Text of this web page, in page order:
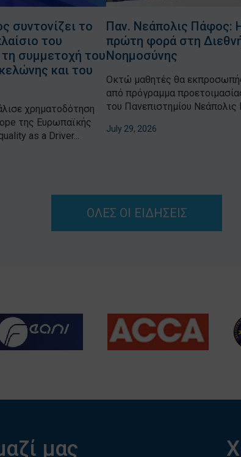
συντονίζει το
του
συμμετοχή του
και του
χρηματοδότηση
της Ευρωπαϊκής
as a Driver...
Παν. Νεάπολις Πάφος:
πρώτη φορά στη
Νοημοσύνης
Οκτώ μαθητές θα
από πρόγραμμα
του Πανεπιστημίου
July 29, 2026
ΟΛΕΣ ΟΙ ΕΙΔΗΣΕΙΣ
μας